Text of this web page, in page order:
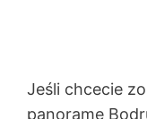
Jeśli chcecie
panoramę